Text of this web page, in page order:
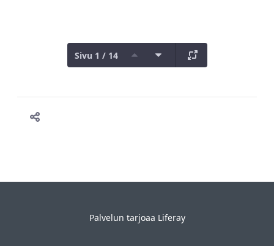
Sivu 1 / 14
Palvelun tarjoaa Liferay